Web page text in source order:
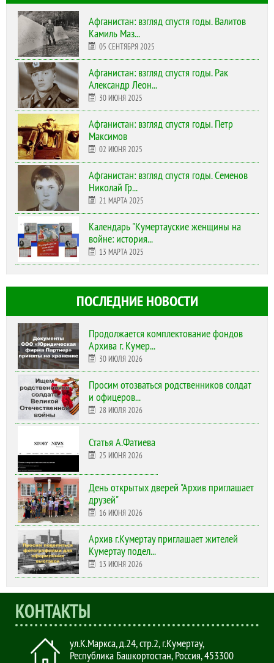
Афганистан: взгляд спустя годы. Валитов
Камиль Маз...
05 СЕНТЯБРЯ 2025
Афганистан: взгляд спустя годы. Рак
Александр Леон...
30 ИЮНЯ 2025
Афганистан: взгляд спустя годы. Петр
Максимов
02 ИЮНЯ 2025
Афганистан: взгляд спустя годы. Семенов
Николай Гр...
21 МАРТА 2025
Календарь "Кумертауские женщины на
войне: история...
13 МАРТА 2025
ПОСЛЕДНИЕ НОВОСТИ
Продолжается комплектование фондов
Архива г. Кумер...
30 ИЮЛЯ 2026
Просим отозваться родственников солдат
и офицеров...
28 ИЮЛЯ 2026
Статья А.Фатиева
25 ИЮНЯ 2026
День открытых дверей "Архив приглашает
друзей"
16 ИЮНЯ 2026
Архив г.Кумертау приглашает жителей
Кумертау подел...
13 ИЮНЯ 2026
КОНТАКТЫ
ул.К.Маркса, д.24, стр.2,г.Кумертау,
Республика Башкортостан, Россия,453300